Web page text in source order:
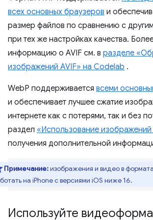
всех основных браузеров и
размер файлов по сравнению с
при тех же настройках качества.
информацию о AVIF см. в разделе
изображений AVIF» на Codelab .
WebP поддерживается всеми
и обеспечивает лучшее сжатие
интернете как с потерями, так и без
раздел «Использование изображений
получения дополнительной
Примечание:изображения и видео в
на iPhone с версиями iOS ниже 16.
Используйте